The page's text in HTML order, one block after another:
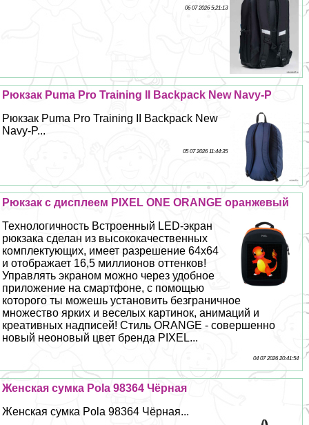
06 07 2026 5:21:13
Рюкзак Puma Pro Training II Backpack New Navy-P
Рюкзак Puma Pro Training II Backpack New
Navy-P...
05 07 2026 11:44:35
Рюкзак с дисплеем PIXEL ONE ORANGE оранжевый
Технологичность Встроенный LED-экран
рюкзака сделан из высококачественных
комплектующих, имеет разрешение 64x64
и отображает 16,5 миллионов оттенков!
Управлять экраном можно через удобное
приложение на смартфоне, с помощью
которого ты можешь установить безграничное
множество ярких и веселых картинок, анимаций и
креативных надписей! Стиль ORANGE - совершенно
новый неоновый цвет бренда PIXEL...
04 07 2026 20:41:54
Женская сумка Pola 98364 Чёрная
Женская сумка Pola 98364 Чёрная...